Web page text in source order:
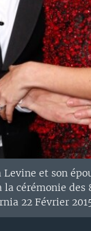
Levine et son
la cérémonie des
22 Février